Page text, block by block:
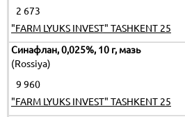
2 673
"FARM LYUKS INVEST" TASHKENT 25
Синафлан, 0,025%, 10 г, мазь
(Rossiya)
9 960
"FARM LYUKS INVEST" TASHKENT 25